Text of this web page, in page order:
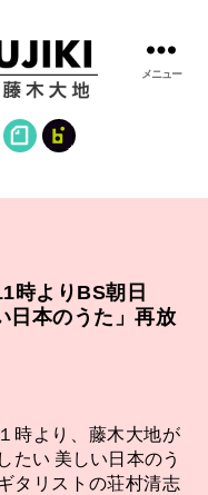
note fanclub
メニュー
時よりBS朝日
日本のうた」再放
時より、藤木大地が
たい 美しい日本のう
タリストの荘村清志